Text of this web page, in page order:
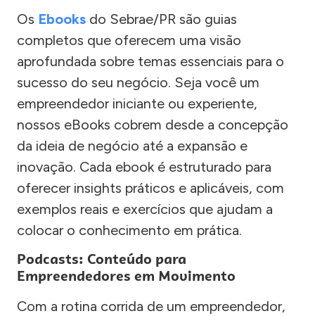
Os Ebooks do Sebrae/PR são guias
completos que oferecem uma visão
aprofundada sobre temas essenciais para o
sucesso do seu negócio. Seja você um
empreendedor iniciante ou experiente,
nossos eBooks cobrem desde a concepção
da ideia de negócio até a expansão e
inovação. Cada ebook é estruturado para
oferecer insights práticos e aplicáveis, com
exemplos reais e exercícios que ajudam a
colocar o conhecimento em prática.
Podcasts: Conteúdo para
Empreendedores em Movimento
Com a rotina corrida de um empreendedor,